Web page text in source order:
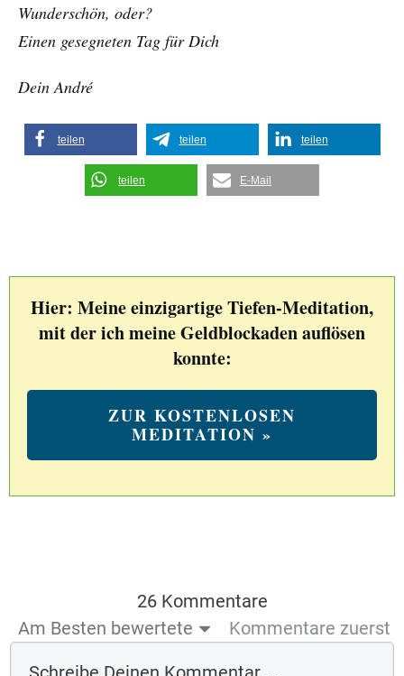
Wunderschön, oder?
Einen gesegneten Tag für Dich
Dein André
teilen teilen teilen
teilen E-Mail
Hier: Meine einzigartige Tiefen-Meditation,
mit der ich meine Geldblockaden auflösen
konnte:
ZUR KOSTENLOSEN
MEDITATION »
26 Kommentare
Am Besten bewertete
Kommentare zuerst